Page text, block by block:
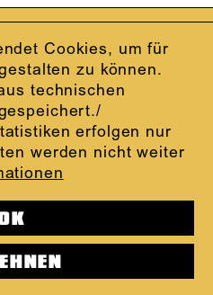
Cookies, um für
zu können.
technischen
erfolgen nur
werden nicht weiter